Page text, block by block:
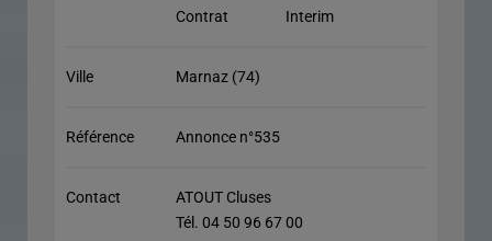
Contrat
Interim
Ville Marnaz (74)
Référence Annonce n°535
Contact
ATOUT Cluses
Tél. 04 50 96 67 00